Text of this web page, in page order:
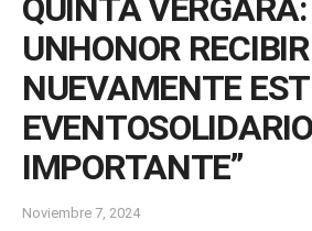
QUINTA VERGARA:
UNHONOR RECIBIR
NUEVAMENTE
IMPORTANTE”
Noviembre 7, 2024